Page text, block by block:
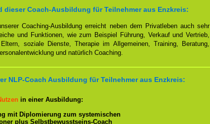
dieser Coach-Ausbildung für Teilnehmer aus Enzkreis:
Coaching-Ausbildung erreicht neben dem Privatleben auch sehr
und Funktionen, wie zum Beispiel Führung, Verkauf und Vertrieb,
Eltern, soziale Dienste, Therapie im Allgemeinen, Training, Beratung,
und natürlich Coaching.
NLP-Coach Ausbildung für Teilnehmer aus Enzkreis:
in einer Ausbildung:
mit Diplomierung zum systemischen
plus Selbstbewusstseins-Coach